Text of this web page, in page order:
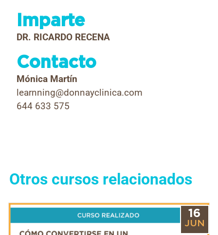
Imparte
DR. RICARDO RECENA
Contacto
Mónica Martín
learnning@donnayclinica.com
644 633 575
Otros cursos relacionados
16
JUN